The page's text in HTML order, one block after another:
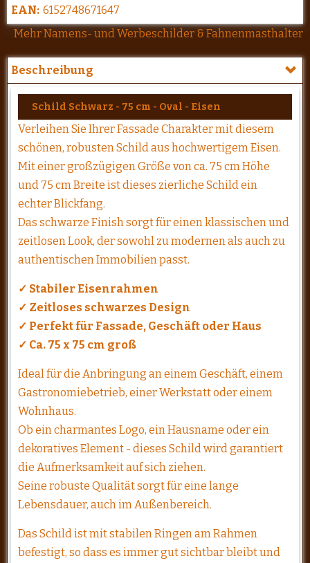
EAN: 6152748671647
Mehr Namens- und Werbeschilder & Fahnenmasthalter
Beschreibung
Schild Schwarz - 75 cm - Oval - Eisen
Verleihen Sie Ihrer Fassade Charakter mit diesem
schönen, robusten Schild aus hochwertigem Eisen.
Mit einer großzügigen Größe von ca. 75 cm Höhe
und 75 cm Breite ist dieses zierliche Schild ein
echter Blickfang.
Das schwarze Finish sorgt für einen klassischen und
zeitlosen Look, der sowohl zu modernen als auch zu
authentischen Immobilien passt.
✓ Stabiler Eisenrahmen
✓ Zeitloses schwarzes Design
✓ Perfekt für Fassade, Geschäft oder Haus
✓ Ca. 75 x 75 cm groß
Ideal für die Anbringung an einem Geschäft, einem
Gastronomiebetrieb, einer Werkstatt oder einem
Wohnhaus.
Ob ein charmantes Logo, ein Hausname oder ein
dekoratives Element - dieses Schild wird garantiert
die Aufmerksamkeit auf sich ziehen.
Seine robuste Qualität sorgt für eine lange
Lebensdauer, auch im Außenbereich.
Das Schild ist mit stabilen Ringen am Rahmen
befestigt, so dass es immer gut sichtbar bleibt und